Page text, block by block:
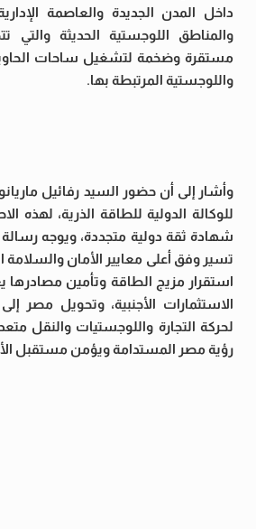
داخل المدن الجديدة والعاصمة
والمناطق اللوجستية الحديثة والتي
مستقرة وضخمة لتشغيل ساحات
واللوجستية المرتبطة بها.
وأشار إلى أن حضور السيد رفائيل
للوكالة الدولية للطاقة الذرية، لهذه
شهادة ثقة دولية متجددة، ويوجه
تسير وفق أعلى معايير الأمان والسلامة
استقرار مزيج الطاقة وتأمين مصادرها
الاستثمارات الأجنبية، وتحويل مصر
لحركة التجارة واللوجستيات والنقل
رؤية مصر المستدامة ويؤمن مستقبل